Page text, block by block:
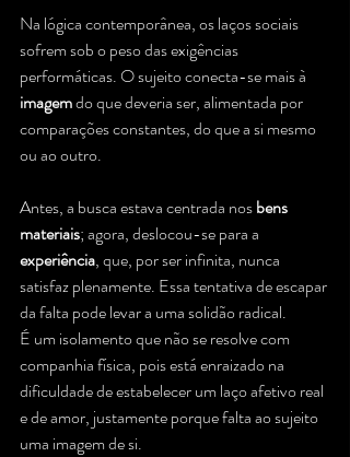
Na lógica contemporânea, os laços sociais
sofrem sob o peso das exigências
performáticas. O sujeito conecta-se mais à
imagem do que deveria ser, alimentada por
comparações constantes, do que a si mesmo
ou ao outro.
Antes, a busca estava centrada nos bens
materiais; agora, deslocou-se para a
experiência, que, por ser infinita, nunca
satisfaz plenamente. Essa tentativa de escapar
da falta pode levar a uma solidão radical.
É um isolamento que não se resolve com
companhia física, pois está enraizado na
dificuldade de estabelecer um laço afetivo real
e de amor, justamente porque falta ao sujeito
uma imagem de si.